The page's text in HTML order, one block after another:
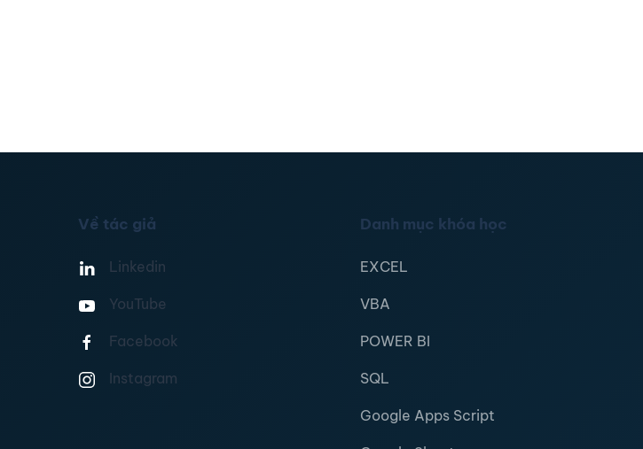
Về tác giả
Linkedin
YouTube
Facebook
Instagram
Danh mục khóa học
EXCEL
VBA
POWER BI
SQL
Google Apps Script